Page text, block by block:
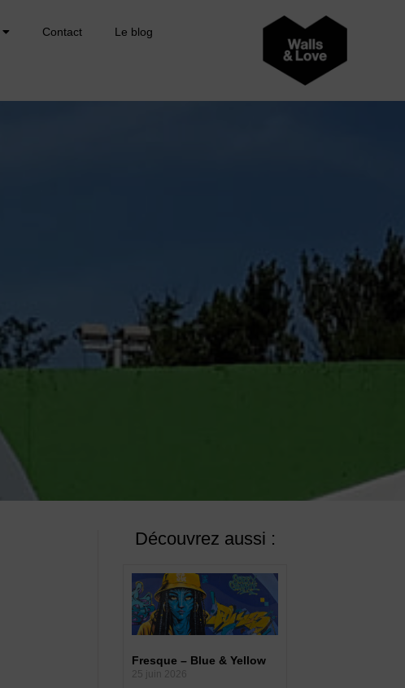
Contact Le blog
Découvrez aussi :
Fresque – Blue & Yellow
25 juin 2026